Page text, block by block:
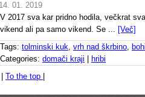
01. 2019
V 2017 sva kar pridno hodila, večkrat
vikend ali pa samo vikend. Se ... [Več]
Tags: tolminski kuk, vrh nad škrbino,
Categories: domači kraji
hribi
To the top